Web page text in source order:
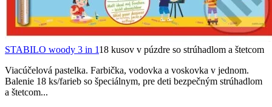
STABILO woody 3 in 118 kusov v púzdre so strúhadlom a štetcom
Viacúčelová pastelka. Farbička, vodovka a voskovka v jednom.
Balenie 18 ks/farieb so špeciálnym, pre deti bezpečným strúhadlom
a štetcom...